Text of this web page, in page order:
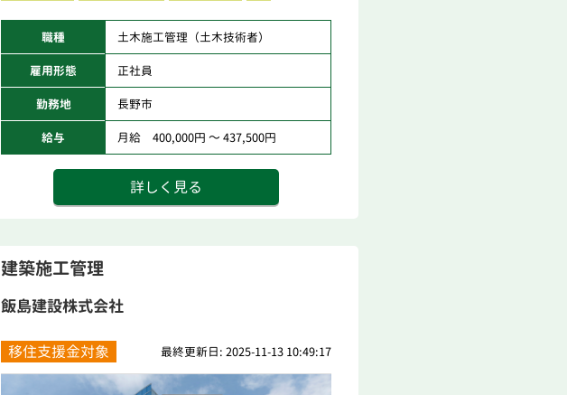
職種 土木施工管理（土木技術者）
雇用形態 正社員
勤務地 長野市
給与 月給 400,000円 ～ 437,500円
詳しく見る
建築施工管理
飯島建設株式会社
移住支援金対象 最終更新日: 2025-11-13 10:49:17